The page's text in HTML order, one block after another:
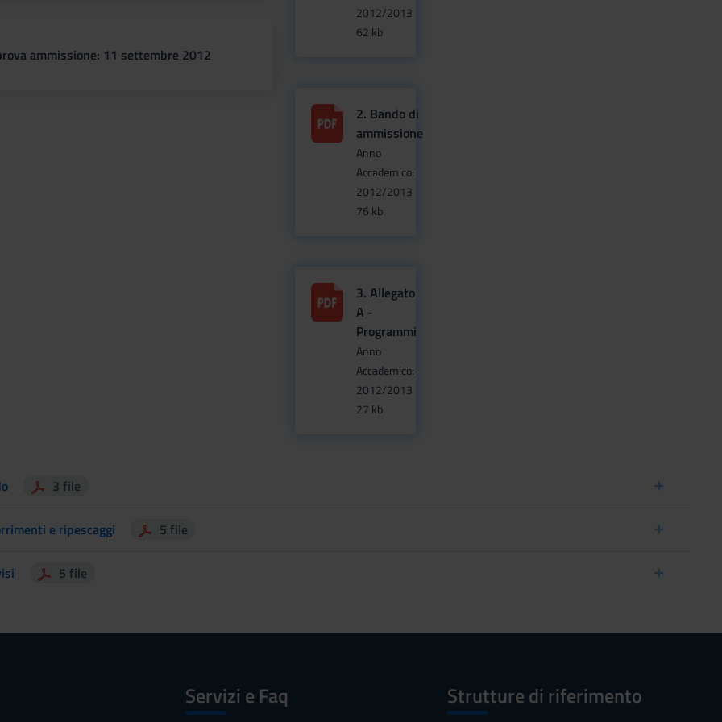
ammissione: 11 settembre 2012
2012/2013
62 kb
2. Bando di
ammissione
Anno
Accademico:
2012/2013
76 kb
3. Allegato
A -
Programmi
Anno
Accademico:
2012/2013
27 kb
3 file
e ripescaggi 5 file
5 file
Servizi e Faq Strutture di riferimento